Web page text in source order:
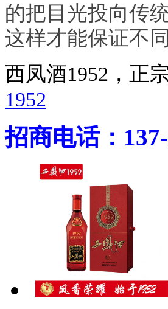
的把目光投向传
这样才能保证不
西凤酒1952，正
1952
招商电话：